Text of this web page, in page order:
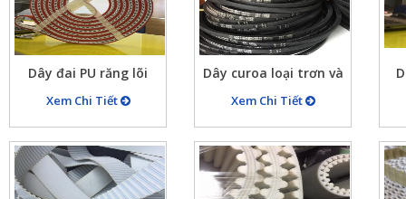
Dây đai PU răng lõi
thép mã H bản rộng
26mm, chu vi
10426.7mm (821 răng)
đắp cao su đỏ dày
Xem Chi Tiết
Dây curoa loại trơn và
loại có răng cưa đủ mã
giá rẻ
Xem Chi Tiết